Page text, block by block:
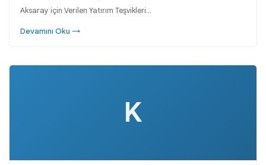
Aksaray için Verilen Yatırım Teşvikleri…
Devamını Oku →
K